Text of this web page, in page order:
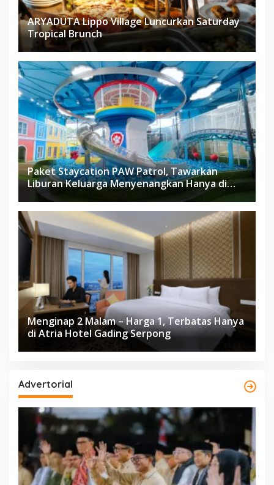
ARYADUTA Lippo Village Luncurkan Saturday
Tropical Brunch
Paket Staycation PAW Patrol, Tawarkan
Liburan Keluarga Menyenangkan Hanya di
Herloom Hotel BSD
Menginap 2 Malam – Harga 1, Terbatas Hanya
di Atria Hotel Gading Serpong
Advertorial